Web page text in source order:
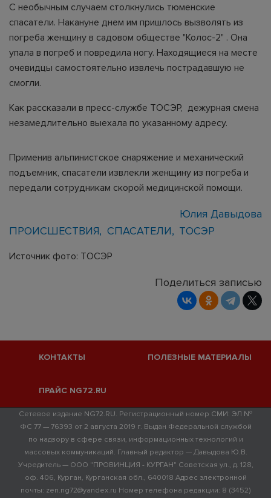
С необычным случаем столкнулись тюменские
спасатели. Накануне днем им пришлось вызволять из
погреба женщину в садовом обществе "Колос-2" . Она
упала в погреб и повредила ногу. Находящиеся на месте
очевидцы самостоятельно извлечь пострадавшую не
смогли.
Как рассказали в пресс-службе ТОСЭР, дежурная смена
незамедлительно выехала по указанному адресу.
Применив альпинистское снаряжение и механический
подъемник, спасатели извлекли женщину из погреба и
передали сотрудникам скорой медицинской помощи.
Юлия Давыдова
ПРОИСШЕСТВИЯ
СПАСАТЕЛИ ТОСЭР
Источник фото: ТОСЭР
Поделиться записью
КОНТАКТЫ ПОЛЕЗНЫЕ МАТЕРИАЛЫ
ПРАЙС NG72.RU
Сетевое издание NG72.RU. Регистрационный номер СМИ: ЭЛ №
ФС 77 — 76393 от 2 августа 2019 г. Выдан Федеральной службой
по надзору в сфере связи, информационных технологий и
массовых коммуникаций. Главный редактор — Давыдова Ю.В.
Учредитель — ООО "ПРОВИНЦИЯ - КУРГАН" Советская ул., д. 128,
оф. 406, Курган, Курганская обл., 640018 Адрес электронной
почты: zen.ng72@yandex.ru Номер телефона редакции: 8 (3452)